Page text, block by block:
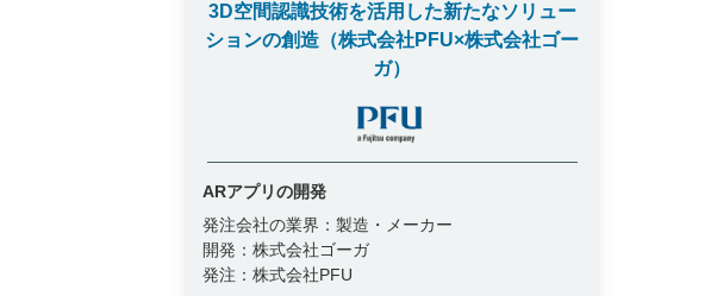
3D空間認識技術を活用した新たなソリュー
ションの創造（株式会社PFU×株式会社ゴー
ガ）
ARアプリの開発
発注会社の業界： 製造・メーカー
開発： 株式会社ゴーガ
発注： 株式会社PFU